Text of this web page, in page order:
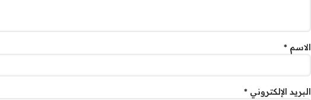
الاسم *
البريد الإلكتروني *